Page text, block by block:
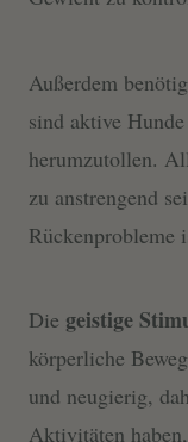
Außerdem
sind aktive
herumzutollen.
zu anstrengend
Rückenprobleme
Die geistige
körperliche
und neugierig,
Aktivitäten